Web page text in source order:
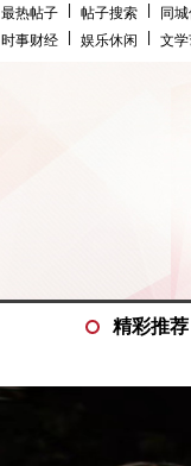
最热帖子 帖子搜索 同
时事财经 娱乐休闲 文
精彩推荐